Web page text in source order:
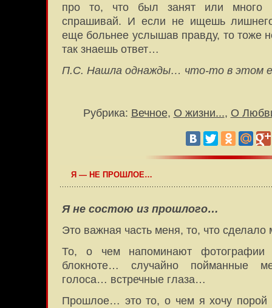
про то, что был занят или много
спрашивай. И если не ищешь
еще больнее услышав правду, то тоже
так знаешь ответ…
П.С. Нашла однажды… что-то в этом
Рубрика: Вечное, О жизни..., О
Я — НЕ ПРОШЛОЕ…
Я не состою из прошлого…
Это важная часть меня, то, что сделало
То, о чем напоминают
блокноте… случайно пойманные
голоса… встречные глаза…
Прошлое… это то, о чем я хочу порой